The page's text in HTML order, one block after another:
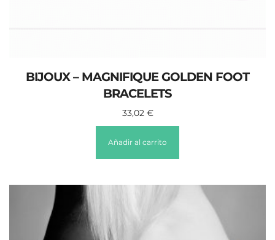
BIJOUX – MAGNIFIQUE GOLDEN FOOT
BRACELETS
33,02 €
Añadir al carrito